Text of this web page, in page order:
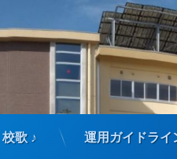
校歌 ♪ 運用ガイドライ